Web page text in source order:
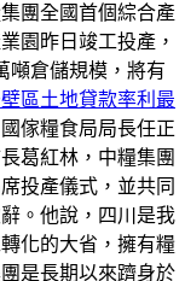
團全國首個綜合產
園昨日竣工投產，
噸倉儲規模，將有
區土地貸款率利最
傢糧食局局長任正
葛紅林，中糧集團
投產儀式，並共同
。他說，四川是我
化的大省，擁有糧
是長期以來躋身於